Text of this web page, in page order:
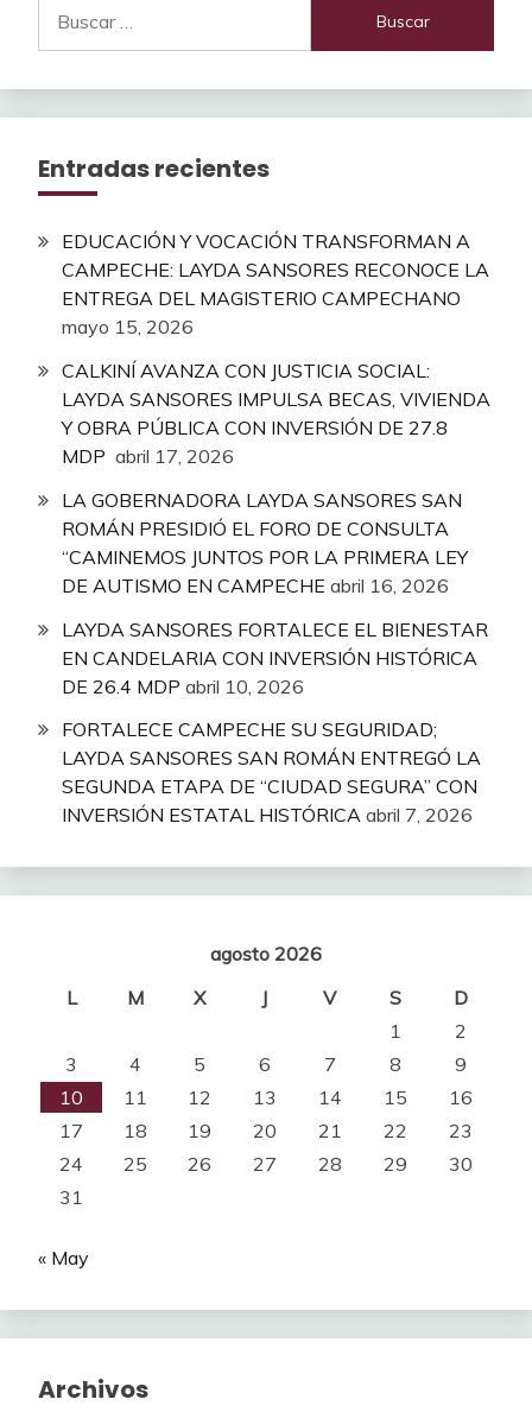
Entradas recientes
EDUCACIÓN Y VOCACIÓN TRANSFORMAN A
CAMPECHE: LAYDA SANSORES RECONOCE LA
ENTREGA DEL MAGISTERIO CAMPECHANO
mayo 15, 2026
CALKINÍ AVANZA CON JUSTICIA SOCIAL:
LAYDA SANSORES IMPULSA BECAS, VIVIENDA
Y OBRA PÚBLICA CON INVERSIÓN DE 27.8
MDP abril 17, 2026
LA GOBERNADORA LAYDA SANSORES SAN
ROMÁN PRESIDIÓ EL FORO DE CONSULTA
“CAMINEMOS JUNTOS POR LA PRIMERA LEY
DE AUTISMO EN CAMPECHE abril 16, 2026
LAYDA SANSORES FORTALECE EL BIENESTAR
EN CANDELARIA CON INVERSIÓN HISTÓRICA
DE 26.4 MDP abril 10, 2026
FORTALECE CAMPECHE SU SEGURIDAD;
LAYDA SANSORES SAN ROMÁN ENTREGÓ LA
SEGUNDA ETAPA DE “CIUDAD SEGURA” CON
INVERSIÓN ESTATAL HISTÓRICA abril 7, 2026
agosto 2026
L
M X J V S
D
1
2
3
4 5 6 7 8
9
10
11 12 13 14 15
16
17
18 19 20 21 22
23
24
25 26 27 28 29
30
31
« May
Archivos